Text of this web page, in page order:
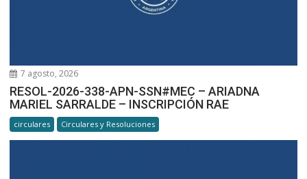
7 agosto, 2026
RESOL-2026-338-APN-SSN#MEC – ARIADNA
MARIEL SARRALDE – INSCRIPCIÓN RAE
circulares Circulares y Resoluciones